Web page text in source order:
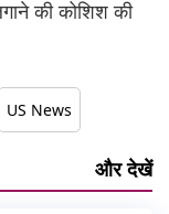
की कोशिश की
US News
और देखें